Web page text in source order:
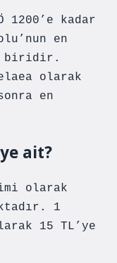
kadar
en
biridir.
olarak
en
ait?
olarak
1
15 TL’ye